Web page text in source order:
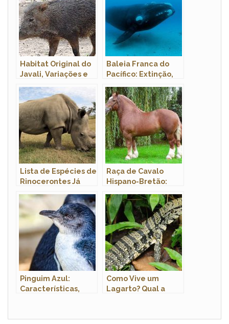
Habitat Original do
Javali, Variações e
Baleia Franca do
Pacífico: Extinção,
Habitat e Fotos
Lista de Espécies de
Rinocerontes Já
Raça de Cavalo
Hispano-Bretão:
História e Fotos
Pinguim Azul:
Características,
Como Vive um
Lagarto? Qual a